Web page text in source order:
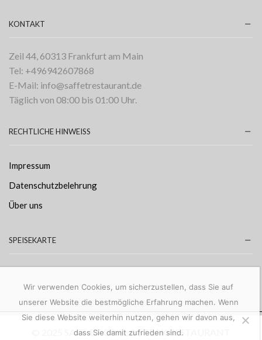
KONTAKT
Zeil 44, 60313 Frankfurt am Main
Tel: +496942607868
E-Mail: info@saffetrestaurant.de
Täglich von 08:00 bis 01:00 Uhr.
RECHTLICHE HINWEISS
Impressum
Datenschutzbelehrung
Über uns
SPEISEKARTE
© 2025 SAFF-ET GRILL & STEAK RESTAURANT
Wir verwenden Cookies, um sicherzustellen, dass Sie auf
unserer Website die bestmögliche Erfahrung machen. Wenn
Sie diese Website weiterhin nutzen, gehen wir davon aus,
dass Sie damit zufrieden sind.